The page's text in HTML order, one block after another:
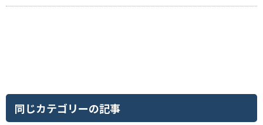
同じカテゴリーの記事